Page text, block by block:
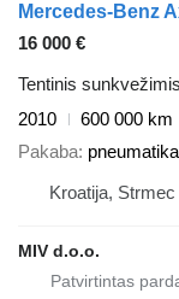
Mercedes-Benz
16 000 €
Tentinis sunkvežimis
2010
600 000 km
Pakaba
Kroatija, Strmec
MIV d.o.o.